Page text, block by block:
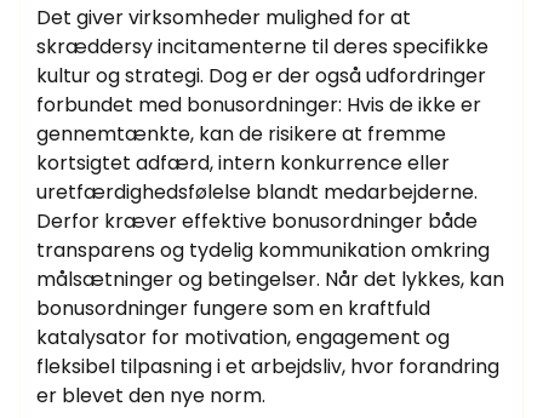
Det giver virksomheder mulighed for at
skræddersy incitamenterne til deres specifikke
kultur og strategi. Dog er der også udfordringer
forbundet med bonusordninger: Hvis de ikke er
gennemtænkte, kan de risikere at fremme
kortsigtet adfærd, intern konkurrence eller
uretfærdighedsfølelse blandt medarbejderne.
Derfor kræver effektive bonusordninger både
transparens og tydelig kommunikation omkring
målsætninger og betingelser. Når det lykkes, kan
bonusordninger fungere som en kraftfuld
katalysator for motivation, engagement og
fleksibel tilpasning i et arbejdsliv, hvor forandring
er blevet den nye norm.